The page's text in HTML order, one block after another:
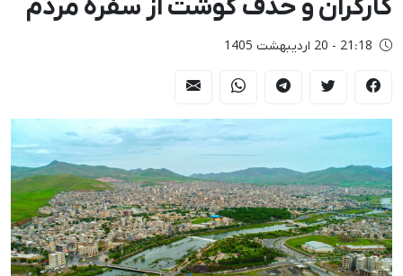
کارگران و حذف گوشت از سفره مردم
21:18 - 20 اردیبهشت 1405